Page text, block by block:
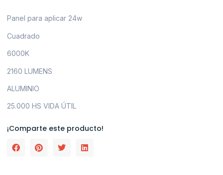
Panel para aplicar 24w
Cuadrado
6000K
2160 LUMENS
ALUMINIO
25.000 HS VIDA ÚTIL
¡Comparte este producto!